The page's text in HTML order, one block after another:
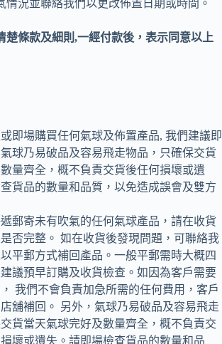
情況並聯絡我們以更改佈置日期或時間。
楚條款及細則,一經付款後，表示同意以上
即場購買任何氣球及佈置產品, 我們建議即
球乃易破品及容易飛走物品，只確保交貨
量齊全，概不負責交貨後任何損壞或遺
貨品的數量和品質，以免造成誤會及雙方
郵寄未有吹氣的任何氣球產品，請在收貨
否完整。 如在收貨後發現問題，可聯絡我
平郵方式補回產品。一般平郵需時大概四
議預早訂購及收貨檢查。如因為客戶需要
我們不會負責加急所需的任何費用，客戶
舖補回。 另外，氣球乃易破品及容易飛走
貨當天氣球完好及數量齊全，概不負責交
壞或遺失。請即場檢查貨品的數量和品